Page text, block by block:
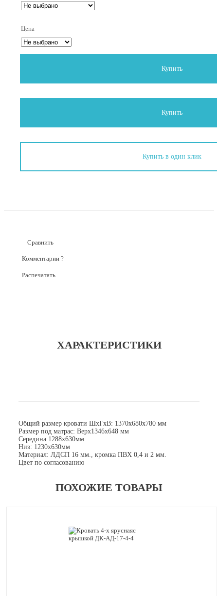
Цена
Купить
Купить
Купить в один клик
Сравнить
Комментарии ?
Распечатать
ХАРАКТЕРИСТИКИ
Общий размер кровати ШхГхВ: 1370х680х780 мм
Размер под матрас: Верх1346х648 мм
Середина 1288х630мм
Низ: 1230х630мм
Материал: ЛДСП 16 мм., кромка ПВХ 0,4 и 2 мм.
Цвет по согласованию
ПОХОЖИЕ ТОВАРЫ